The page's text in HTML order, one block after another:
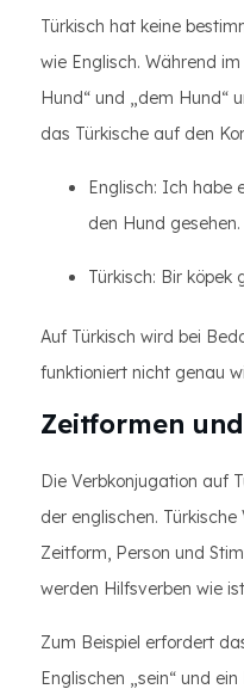
Türkisch hat keine
wie Englisch. Während
Hund“ und „dem Hund“
das Türkische auf den
Englisch: Ich habe
den Hund gesehen.
Türkisch: Bir köpek
Auf Türkisch wird bei
funktioniert nicht genau
Zeitformen
Die Verbkonjugation auf
der englischen.
Zeitform, Person und
werden Hilfsverben wie
Zum Beispiel erfordert
Englischen „sein“ und